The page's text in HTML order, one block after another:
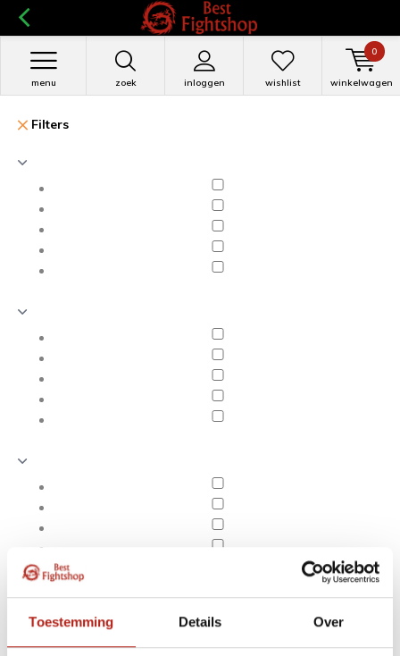
Toestemming Details Over
zoek inloggen
menu wishlist winkelwagen
0
Filters